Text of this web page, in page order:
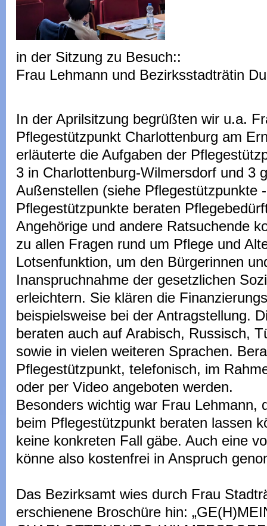
in der Sitzung zu Besuch::
Frau Lehmann und Bezirksstadträtin
In der Aprilsitzung begrüßten wir u.a.
Pflegestützpunkt Charlottenburg am
erläuterte die Aufgaben der
3 in Charlottenburg-Wilmersdorf und 3
Außenstellen (siehe
Pflegestützpunkte beraten
Angehörige und andere Ratsuchende
zu allen Fragen rund um Pflege und
Lotsenfunktion, um den Bürgerinnen
Inanspruchnahme der gesetzlichen
erleichtern. Sie klären die
beispielsweise bei der Antragstellung.
beraten auch auf Arabisch, Russisch,
sowie in vielen weiteren Sprachen.
Pflegestützpunkt, telefonisch, im
oder per Video angeboten werden.
Besonders wichtig war Frau Lehmann,
beim Pflegestützpunkt beraten lassen
keine konkreten Fall gäbe. Auch eine
könne also kostenfrei in Anspruch
Das Bezirksamt wies durch Frau
erschienene Broschüre hin: